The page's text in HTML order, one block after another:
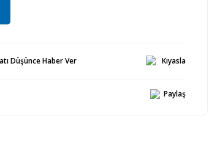
Düşünce Haber Ver Kıyasla
Paylaş